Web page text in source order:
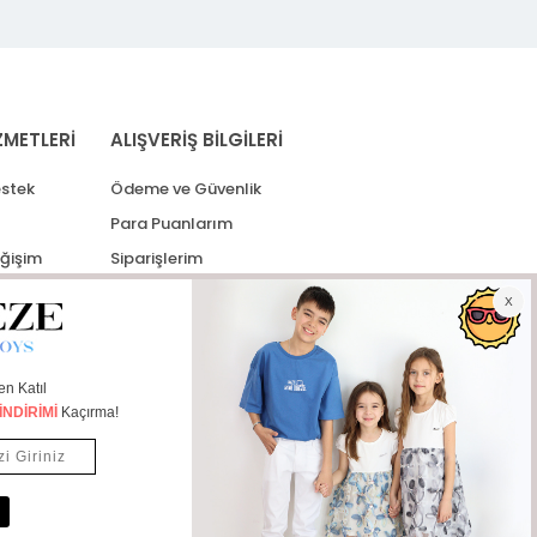
ALIŞVERİŞ BİLGİLERİ
Ödeme ve Güvenlik
Para Puanlarım
Siparişlerim